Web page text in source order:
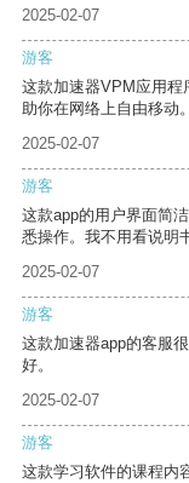
2025-02-07
游客
这款加速器VPM应用程
助你在网络上自由移动。
2025-02-07
游客
这款app的用户界面简
悉操作。我不用看说明
2025-02-07
游客
这款加速器app的客服
好。
2025-02-07
游客
这款学习软件的课程内